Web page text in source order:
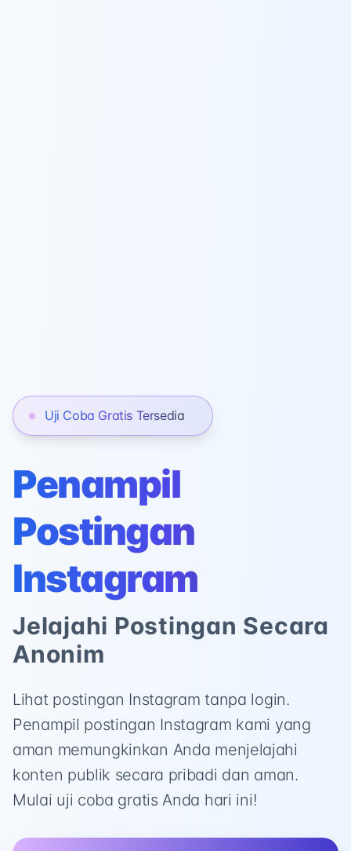
Uji Coba Gratis Tersedia
Penampil
Postingan
Instagram
Jelajahi Postingan Secara
Anonim
Lihat postingan Instagram tanpa login.
Penampil postingan Instagram kami yang
aman memungkinkan Anda menjelajahi
konten publik secara pribadi dan aman.
Mulai uji coba gratis Anda hari ini!